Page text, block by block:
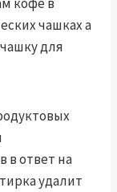
чашкаха
для
в ответ на
удалит